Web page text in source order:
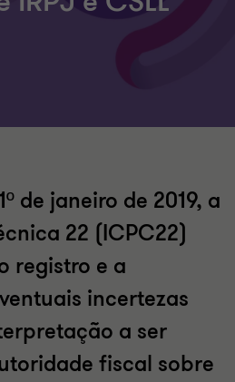
de janeiro de 2019, a
22 (ICPC22)
registro e a
incertezas
a ser
fiscal sobre